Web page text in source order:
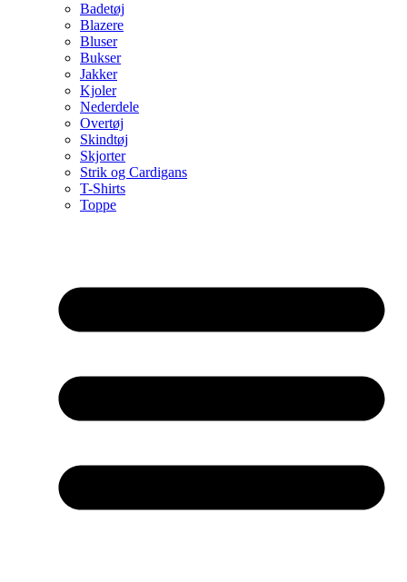
Badetøj
Blazere
Bluser
Bukser
Jakker
Kjoler
Nederdele
Overtøj
Skindtøj
Skjorter
Strik og Cardigans
T-Shirts
Toppe